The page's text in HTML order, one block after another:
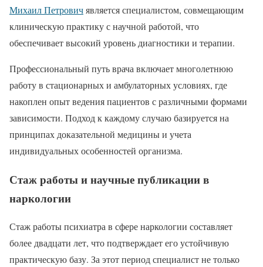
Михаил Петровичявляется специалистом, совмещающим
клиническую практику с научной работой, что
обеспечивает высокий уровень диагностики и терапии.
Профессиональный путь врача включает многолетнюю
работу в стационарных и амбулаторных условиях, где
накоплен опыт ведения пациентов с различными формами
зависимости. Подход к каждому случаю базируется на
принципах доказательной медицины и учета
индивидуальных особенностей организма.
Стаж работы и научные публикации в
наркологии
Стаж работы психиатра в сфере наркологии составляет
более двадцати лет, что подтверждает его устойчивую
практическую базу. За этот период специалист не только